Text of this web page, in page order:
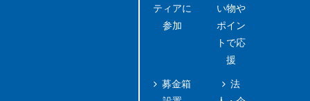
ティアに
参加
募金箱
い物や
ポイン
トで応
援
法